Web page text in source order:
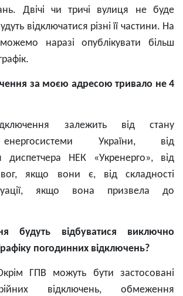
Двічі чи тричі вулиця не буде
відключатися різні її частини. На
наразі опублікувати більш
за моєю адресою тривало не 4
залежить від стану
України, від
диспетчера НЕК «Укренерго», від
якщо вони є, від складності
якщо вона призвела до
будуть відбуватися виключно
погодинних відключень?
ГПВ можуть бути застосовані
відключень, обмеження